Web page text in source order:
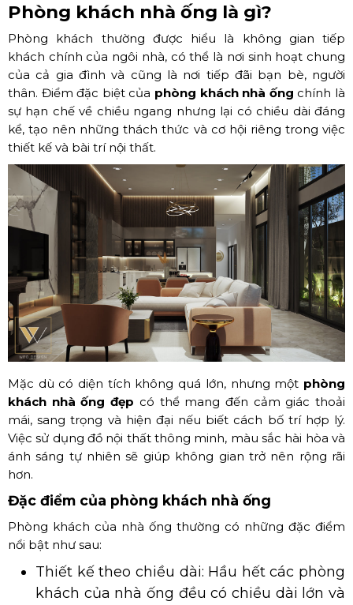
Phòng khách nhà ống là gì?
Phòng khách thường được hiểu là không gian tiếp
khách chính của ngôi nhà, có thể là nơi sinh hoạt chung
của cả gia đình và cũng là nơi tiếp đãi bạn bè, người
thân. Điểm đặc biệt của phòng khách nhà ống chính là
sự hạn chế về chiều ngang nhưng lại có chiều dài đáng
kể, tạo nên những thách thức và cơ hội riêng trong việc
thiết kế và bài trí nội thất.
Mặc dù có diện tích không quá lớn, nhưng một phòng
khách nhà ống đẹp có thể mang đến cảm giác thoải
mái, sang trọng và hiện đại nếu biết cách bố trí hợp lý.
Việc sử dụng đồ nội thất thông minh, màu sắc hài hòa và
ánh sáng tự nhiên sẽ giúp không gian trở nên rộng rãi
hơn.
Đặc điểm của phòng khách nhà ống
Phòng khách của nhà ống thường có những đặc điểm
nổi bật như sau:
Thiết kế theo chiều dài: Hầu hết các phòng
khách của nhà ống đều có chiều dài lớn và